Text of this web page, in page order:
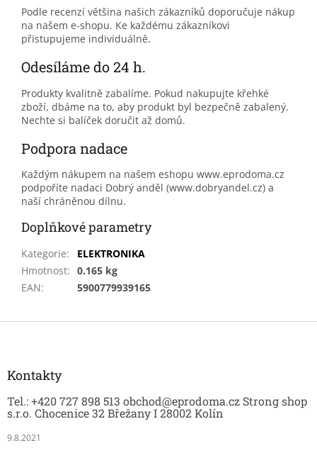
Podle recenzí většina našich zákazníků doporučuje nákup
na našem e-shopu. Ke každému zákazníkovi
přistupujeme individuálně.
Odesíláme do 24 h.
Produkty kvalitně zabalíme. Pokud nakupujte křehké
zboží, dbáme na to, aby produkt byl bezpečně zabalený.
Nechte si balíček doručit až domů.
Podpora nadace
Každým nákupem na našem eshopu www.eprodoma.cz
podpoříte nadaci Dobrý anděl (www.dobryandel.cz) a
naší chráněnou dílnu.
Doplňkové parametry
Kategorie:
ELEKTRONIKA
Hmotnost: 0.165 kg
EAN: 5900779939165
Kontakty
Tel.: +420 727 898 513 obchod@eprodoma.cz Strong shop
s.r.o. Chocenice 32 Břežany I 28002 Kolín
9.8.2021